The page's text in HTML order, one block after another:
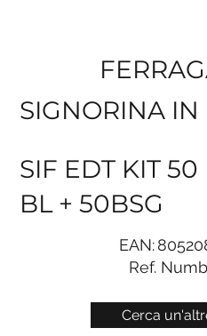
Cerca
SIGNORINA IN
SIF EDT KIT
BL + 50BSG
EAN:
Ref.